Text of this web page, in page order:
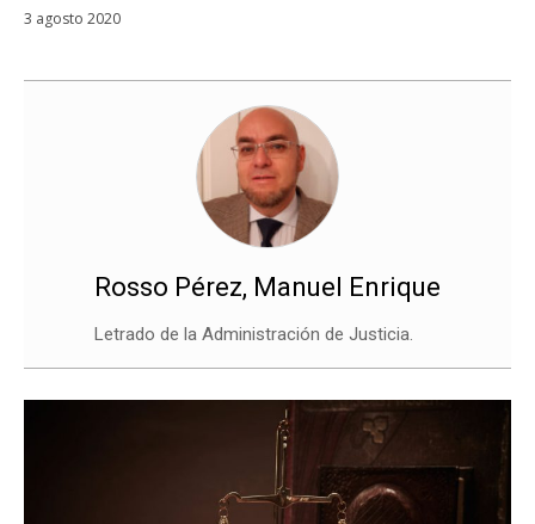
3 agosto 2020
Rosso Pérez, Manuel Enrique
Letrado de la Administración de Justicia.